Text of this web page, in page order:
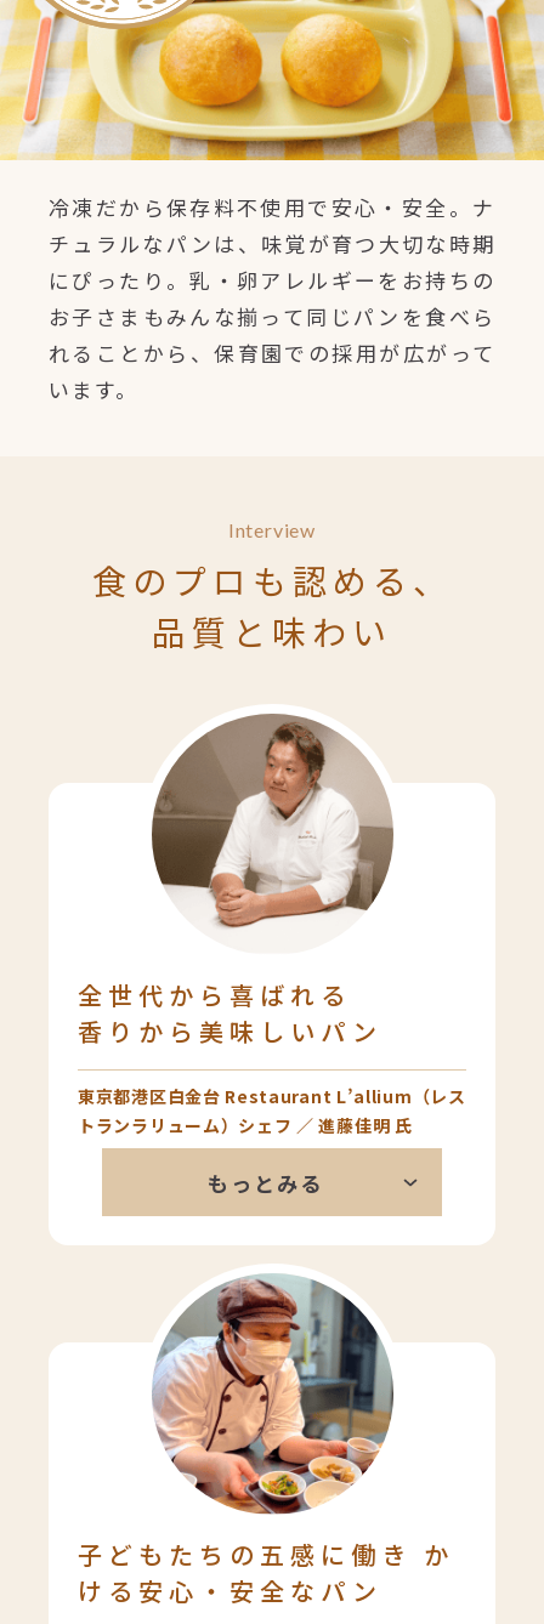
冷凍だから保存料不使用で安心・安全。ナ
チュラルなパンは、味覚が育つ大切な時期
にぴったり。乳・卵アレルギーをお持ちの
お子さまもみんな揃って同じパンを食べら
れることから、保育園での採用が広がって
います。
Interview
食のプロも認める、
品質と味わい
全世代から喜ばれる
香りから美味しいパン
東京都港区白金台 Restaurant L’allium（レス
トランラリューム）シェフ ／ 進藤佳明 氏
ているなと思います。粉の香りも良
はもっちり皮はパリッとしている食
感のコントラストは、レストランの
お客様にもすごく気に入っていただ
いています。普通においしいおかず
を食べる時は、やっぱり白米の方が
美味しいじゃないですか。それと同
じで、スタイルブレッドのパンは主
張が強すぎないところが僕は結構気
に入っています。
もっとみる
子どもたちの五感に働き か
ける安心・安全なパン